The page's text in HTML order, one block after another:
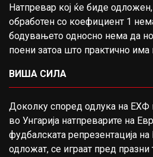
Натпревар кој ќе биде
обработен со коефициент 1
бодувањето односно нема да
поени затоа што практично има
ВИША СИЛА
Доколку според одлука на ЕХФ
во Унгарија натпреварите на
фудбалската репрезентација
одложат, се играат пред